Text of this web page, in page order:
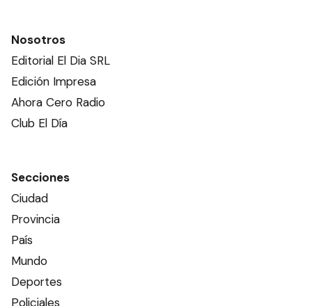
Nosotros
Editorial El Dia SRL
Edición Impresa
Ahora Cero Radio
Club El Día
Secciones
Ciudad
Provincia
País
Mundo
Deportes
Policiales